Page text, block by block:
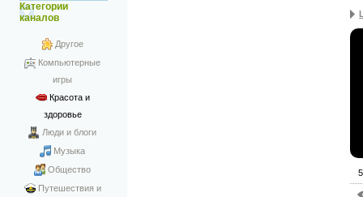
Категории
каналов
Другое
Компьютерные
игры
Красота и
здоровье
Люди и блоги
Музыка
Общество
Путешествия и